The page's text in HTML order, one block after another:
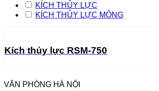
KÍCH THỦY LỰC
KÍCH THỦY LỰC MỎNG
Kích thủy lực RSM-750
VĂN PHÒNG HÀ NỘI